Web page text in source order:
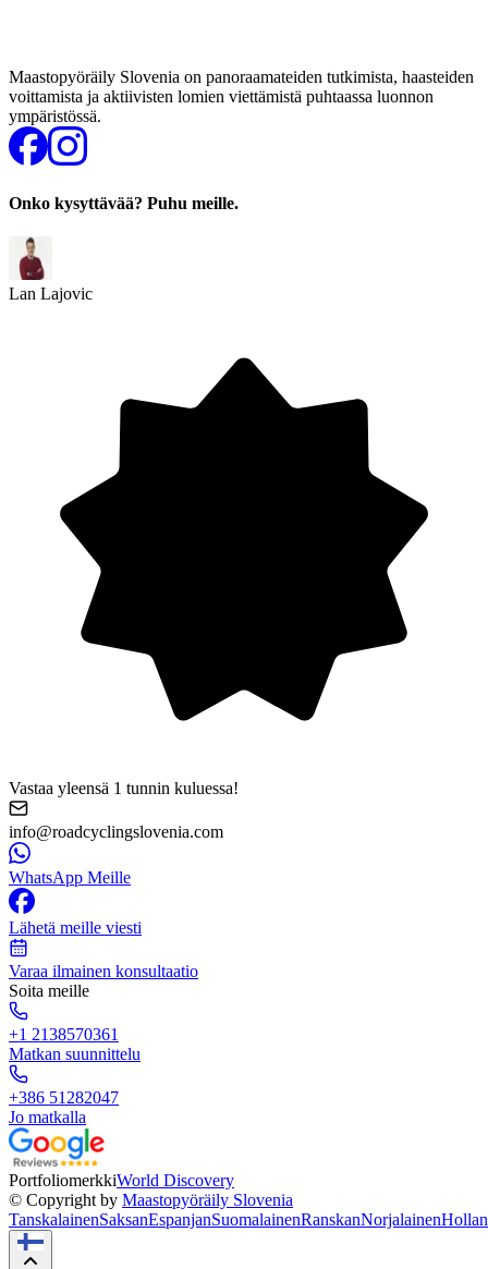
Maastopyöräily Slovenia on panoraamateiden tutkimista, haasteiden
voittamista ja aktiivisten lomien viettämistä puhtaassa luonnon
ympäristössä.
Onko kysyttävää? Puhu meille.
Lan Lajovic
Vastaa yleensä 1 tunnin kuluessa!
info@roadcyclingslovenia.com
WhatsApp Meille
Lähetä meille viesti
Varaa ilmainen konsultaatio
Soita meille
+1 2138570361
Matkan suunnittelu
+386 51282047
Jo matkalla
PortfoliomerkkiWorld Discovery
© Copyright by Maastopyöräily Slovenia
TanskalainenSaksanEspanjanSuomalainenRanskanNorjalainen